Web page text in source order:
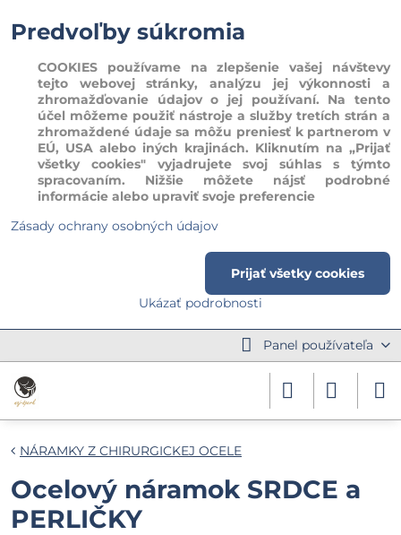
Panel používateľa
NÁRAMKY Z CHIRURGICKEJ OCELE
Ocelový náramok SRDCE a
PERLIČKY
Predvoľby súkromia
COOKIES používame na zlepšenie vašej návštevy
tejto webovej stránky, analýzu jej výkonnosti a
zhromažďovanie údajov o jej používaní. Na tento
účel môžeme použiť nástroje a služby tretích strán a
zhromaždené údaje sa môžu preniesť k partnerom v
EÚ, USA alebo iných krajinách. Kliknutím na „Prijať
všetky cookies" vyjadrujete svoj súhlas s týmto
spracovaním. Nižšie môžete nájsť podrobné
informácie alebo upraviť svoje preferencie
Zásady ochrany osobných údajov
Ukázať podrobnosti
Prijať všetky cookies